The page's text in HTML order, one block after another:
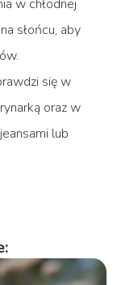
w chłodnej
słońcu, aby
się w
oraz w
lub